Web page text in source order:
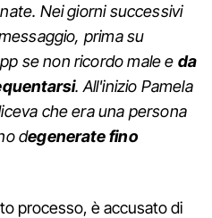
Nei giorni successivi
prima su
se non ricordo male e da
. All'inizio Pamela
che era una persona
degenerate fino
processo, è accusato di